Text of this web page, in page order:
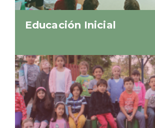
Educación Inicial